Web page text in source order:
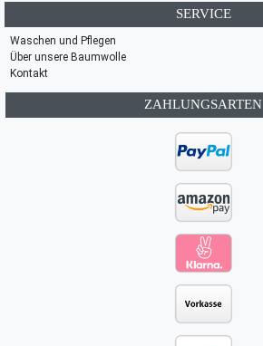
SERVICE
Waschen und Pflegen
Über unsere Baumwolle
Kontakt
ZAHLUNGSARTEN